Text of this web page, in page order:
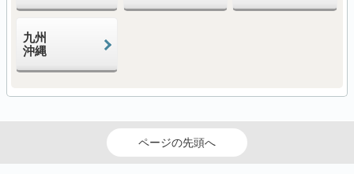
九州
沖縄
ページの先頭へ